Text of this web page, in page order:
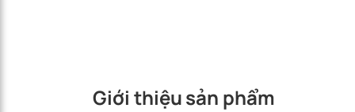
Giới thiệu sản phẩm